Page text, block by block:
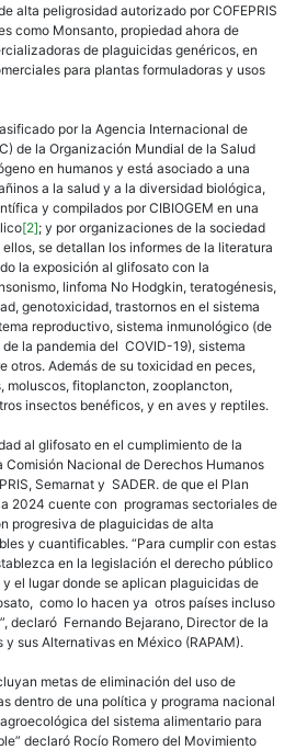
alta peligrosidad autorizado por COFEPRIS
como Monsanto, propiedad ahora de
de plaguicidas genéricos, en
para plantas formuladoras y usos
por la Agencia Internacional de
de la Organización Mundial de la Salud
en humanos y está asociado a una
a la salud y a la diversidad biológica,
y compilados por CIBIOGEM en una
[2]; y por organizaciones de la sociedad
ellos, se detallan los informes de la literatura
la exposición al glifosato con la
linfoma No Hodgkin, teratogénesis,
genotoxicidad, trastornos en el sistema
reproductivo, sistema inmunológico (de
la pandemia del COVID-19), sistema
otros. Además de su toxicidad en peces,
moluscos, fitoplancton, zooplancton,
insectos benéficos, y en aves y reptiles.
al glifosato en el cumplimiento de la
Nacional de Derechos Humanos
Semarnat y SADER. de que el Plan
2024 cuente con programas sectoriales de
progresiva de plaguicidas de alta
y cuantificables. “Para cumplir con estas
en la legislación el derecho público
el lugar donde se aplican plaguicidas de
como lo hacen ya otros países incluso
declaró Fernando Bejarano, Director de la
sus Alternativas en México (RAPAM).
metas de eliminación del uso de
dentro de una política y programa nacional
del sistema alimentario para
declaró Rocío Romero del Movimiento